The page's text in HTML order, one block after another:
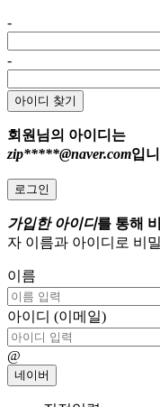
-
-
아이디 찾기
회원님의 아이디는
zip*****@naver.com입
로그인
가입한 아이디를 통해
자 이름과 아이디로 비
이름
아이디 (이메일)
@
네이버